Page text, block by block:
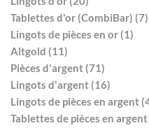
Tablettes d'or (CombiBar) (7)
Lingots de pièces en or (1)
Altgold (11)
Pièces d'argent (71)
Lingots d'argent (16)
Lingots de pièces en argent
Tablettes de pièces en